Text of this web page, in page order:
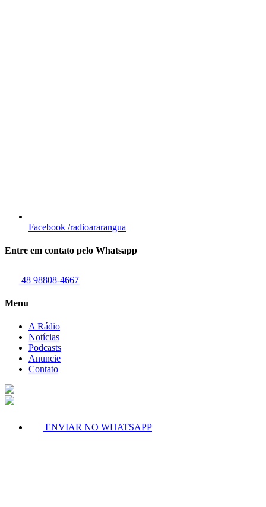
Facebook /radioararangua
Entre em contato pelo Whatsapp
48 98808-4667
Menu
A Rádio
Notícias
Podcasts
Anuncie
Contato
ENVIAR NO WHATSAPP